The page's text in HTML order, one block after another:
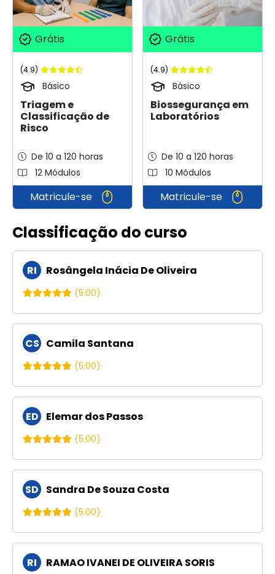
Grátis
(4.9)
Básico
Triagem e
Classificação de
Risco
De 10 a 120 horas
12 Módulos
Matricule-se
Grátis
(4.9)
Básico
Biossegurança em
Laboratórios
De 10 a 120 horas
10 Módulos
Matricule-se
Classificação do curso
RI Rosângela Inácia De Oliveira
(5.00)
CS Camila Santana
(5.00)
ED Elemar dos Passos
(5.00)
SD Sandra De Souza Costa
(5.00)
RI RAMAO IVANEI DE OLIVEIRA SORIS